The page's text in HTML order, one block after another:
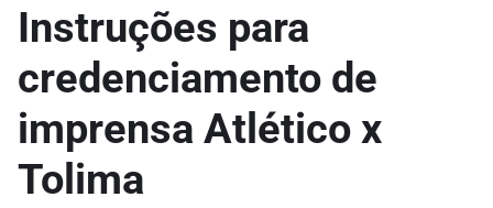
Instruções para
credenciamento de
imprensa Atlético x
Tolima